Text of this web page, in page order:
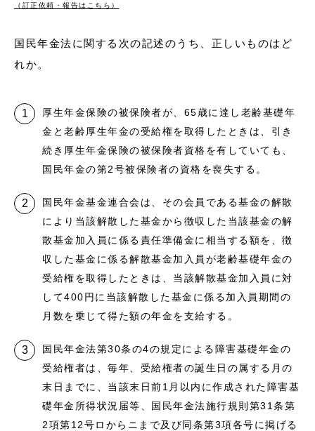
（訂正依頼・報告はこちら）
国民年金法に関する次の記述のうち、正しいものはど
れか。
厚生年金保険の被保険者が、65歳に達し老齢基礎年
金と老齢厚生年金の受給権を取得したときは、引き
続き厚生年金保険の被保険者資格を有していても、
国民年金の第2号被保険者の資格を喪失する。
国民年金基金連合会は、その会員である基金の解散
により当該解散した基金から徴収した当該基金の解
散基金加入員に係る責任準備金に相当する額を、徴
収した基金に係る解散基金加入員が老齢基礎年金の
受給権を取得したときは、当該解散基金加入員に対
して400円に当該解散した基金に係る加入員期間の
月数を乗じて得た額の年金を支給する。
国民年金法第30条の4の規定による障害基礎年金の
受給権者は、毎年、受給権者の誕生日の属する月の
末日までに、当該末日前1月以内に作成された障害基
礎年金所得状況届等、国民年金法施行規則第31条第
2項第12号ロからニまで及び同条第3項各号に掲げる